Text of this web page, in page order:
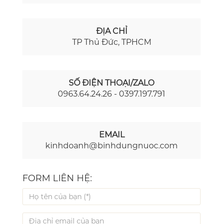
ĐỊA CHỈ
TP Thủ Đức, TPHCM
SỐ ĐIỆN THOẠI/ZALO
0963.64.24.26 - 0397.197.791
EMAIL
kinhdoanh@binhdungnuoc.com
FORM LIÊN HỆ: